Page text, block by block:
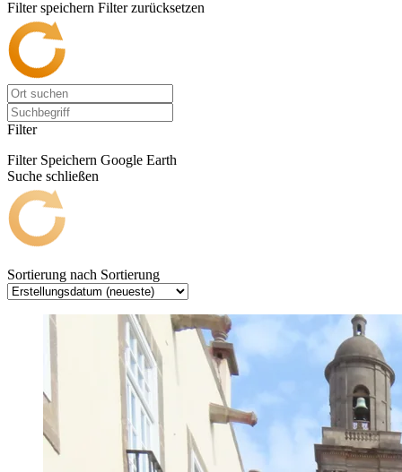
Filter speichern Filter zurücksetzen
Filter
Filter Speichern Google Earth
Suche schließen
Sortierung nach Sortierung